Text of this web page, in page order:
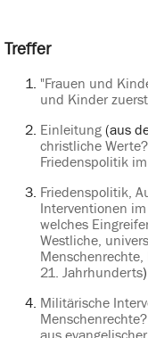
Treffer
"Frauen und
und Kinder zuerst
Einleitung(aus
christliche
Friedenspolitik
Friedenspolitik,
Interventionen
welches
Westliche,
21. Jahrhunderts)
Militärische